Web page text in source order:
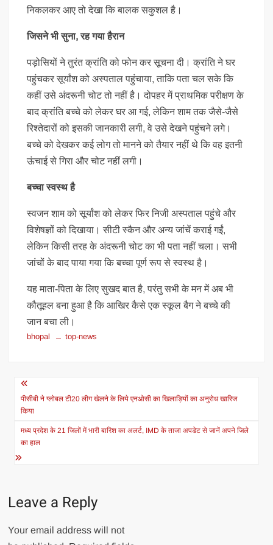
निकलकर आए तो देखा कि बालक सकुशल है।
जिसने भी सुना, रह गया हैरान
पड़ोसियों ने तुरंत क्रांति को फोन कर सूचना दी। क्रांति ने घर
पहुंचकर सूर्यांश को अस्पताल पहुंचाया, ताकि पता चल सके कि
कहीं उसे अंदरूनी चोट तो नहीं है। दोपहर में प्राथमिक परीक्षण के
बाद क्रांति बच्चे को लेकर घर आ गई, लेकिन शाम तक जैसे-जैसे
रिश्तेदारों को इसकी जानकारी लगी, वे उसे देखने पहुंचने लगे।
बच्चे को देखकर कई लोग तो मानने को तैयार नहीं थे कि वह इतनी
ऊंचाई से गिरा और चोट नहीं लगी।
बच्चा स्वस्थ है
स्वजन शाम को सूर्यांश को लेकर फिर निजी अस्पताल पहुंचे और
विशेषज्ञों को दिखाया। सीटी स्कैन और अन्य जांचें कराई गईं,
लेकिन किसी तरह के अंदरूनी चोट का भी पता नहीं चला। सभी
जांचों के बाद पाया गया कि बच्चा पूर्ण रूप से स्वस्थ है।
यह माता-पिता के लिए सुखद बात है, परंतु सभी के मन में अब भी
कौतूहल बना हुआ है कि आखिर कैसे एक स्कूल बैग ने बच्चे की
जान बचा ली।
bhopal top-news
Post
navigation
पीसीबी ने ग्लोबल टी20 लीग खेलने के लिये एनओसी का खिलाड़ियों का अनुरोध खारिज
किया
मध्य प्रदेश के 21 जिलों में भारी बारिश का अलर्ट, IMD के ताजा अपडेट से जानें अपने जिले
का हाल
Leave a Reply
Your email address will not